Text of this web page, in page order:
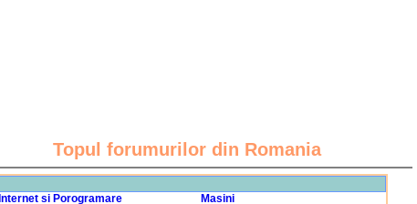
Topul forumurilor din Romania
Internet si Porogramare
Masini